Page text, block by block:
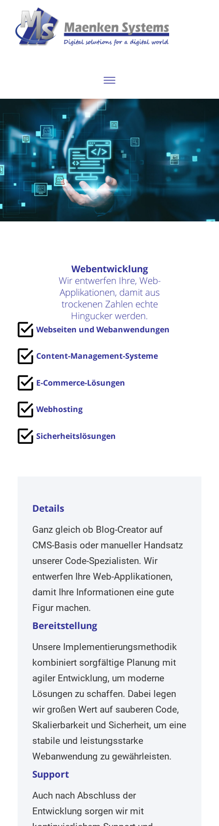
Details
Ganz gleich ob Blog-Creator auf
CMS-Basis oder manueller Handsatz
unserer Code-Spezialisten. Wir
entwerfen Ihre Web-Applikationen,
damit Ihre Informationen eine gute
Figur machen.
Bereitstellung
Unsere Implementierungsmethodik
kombiniert sorgfältige Planung mit
agiler Entwicklung, um moderne
Lösungen zu schaffen. Dabei legen
wir großen Wert auf sauberen Code,
Skalierbarkeit und Sicherheit, um eine
stabile und leistungsstarke
Webanwendung zu gewährleisten.
Support
Auch nach Abschluss der
Entwicklung sorgen wir mit
Webentwicklung
Wir entwerfen Ihre, Web-
Applikationen, damit aus
trockenen Zahlen echte
Hingucker werden.
Webseiten und Webanwendungen
Content-Management-Systeme
E-Commerce-Lösungen
Webhosting
Sicherheitslösungen